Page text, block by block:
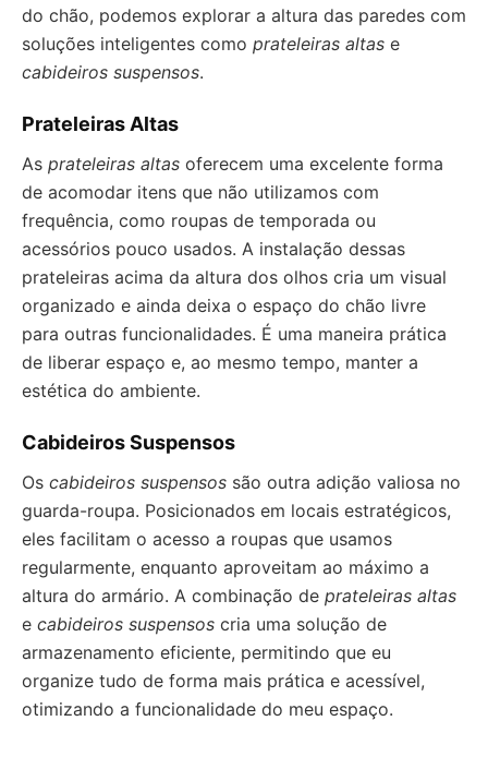
do chão, podemos explorar a altura das paredes com
soluções inteligentes como prateleiras altas e
cabideiros suspensos.
Prateleiras Altas
As prateleiras altas oferecem uma excelente forma
de acomodar itens que não utilizamos com
frequência, como roupas de temporada ou
acessórios pouco usados. A instalação dessas
prateleiras acima da altura dos olhos cria um visual
organizado e ainda deixa o espaço do chão livre
para outras funcionalidades. É uma maneira prática
de liberar espaço e, ao mesmo tempo, manter a
estética do ambiente.
Cabideiros Suspensos
Os cabideiros suspensos são outra adição valiosa no
guarda-roupa. Posicionados em locais estratégicos,
eles facilitam o acesso a roupas que usamos
regularmente, enquanto aproveitam ao máximo a
altura do armário. A combinação de prateleiras altas
e cabideiros suspensos cria uma solução de
armazenamento eficiente, permitindo que eu
organize tudo de forma mais prática e acessível,
otimizando a funcionalidade do meu espaço.